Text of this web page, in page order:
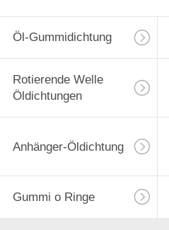
Öl-Gummidichtung
Rotierende Welle
Öldichtungen
Anhänger-Öldichtung
Gummi o Ringe